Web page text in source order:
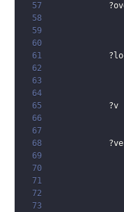
57
58
59
60
61
62
63
64
65
?v
66
67
68
69
70
71
72
73